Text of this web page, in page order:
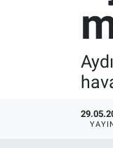
RESMİ